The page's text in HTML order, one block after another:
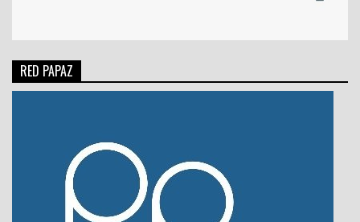
RED PAPAZ